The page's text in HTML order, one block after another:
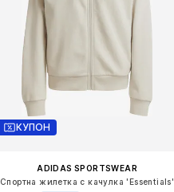
КУПОН
ADIDAS SPORTSWEAR
Спортна жилетка с качулка 'Essentials'